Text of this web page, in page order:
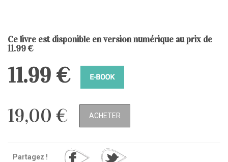
Ce livre est disponible en version numérique au prix de
11.99 €
11.99 €
19,00 € ACHETER
Partagez !